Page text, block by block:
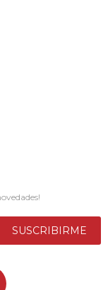
SUSCRIBIRME